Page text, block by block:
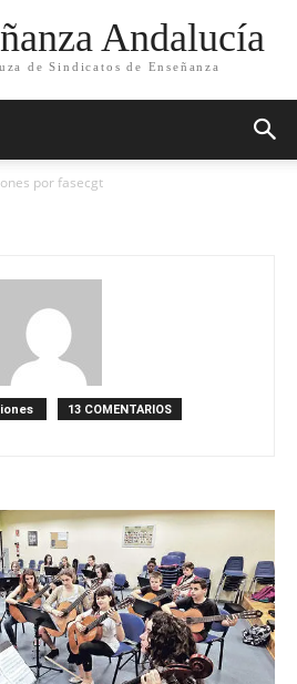
Andalucía
de Sindicatos de Enseñanza
por fasecgt
13 COMENTARIOS